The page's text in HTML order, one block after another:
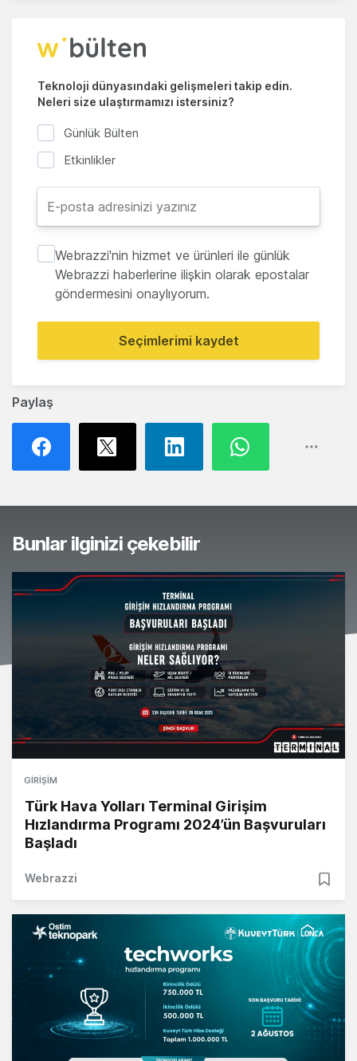
Paylaş
Teknoloji dünyasındaki gelişmeleri takip edin.
Neleri size ulaştırmamızı istersiniz?
Günlük Bülten
Etkinlikler
Webrazzi'nin hizmet ve ürünleri ile günlük
Webrazzi haberlerine ilişkin olarak epostalar
göndermesini onaylıyorum.
Seçimlerimi kaydet
Bunlar ilginizi çekebilir
GIRIŞIM
Türk Hava Yolları Terminal Girişim
Hızlandırma Programı 2024’ün Başvuruları
Başladı
Webrazzi